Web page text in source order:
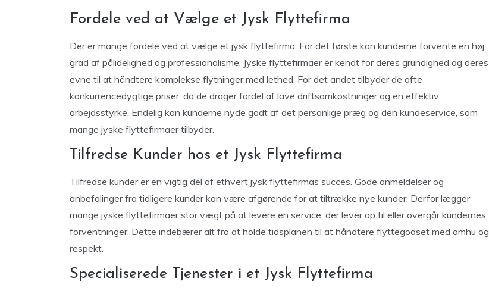
Fordele ved at Vælge et Jysk Flyttefirma
Der er mange fordele ved at vælge et jysk flyttefirma. For det første kan kunderne forvente en høj
grad af pålidelighed og professionalisme. Jyske flyttefirmaer er kendt for deres grundighed og deres
evne til at håndtere komplekse flytninger med lethed. For det andet tilbyder de ofte
konkurrencedygtige priser, da de drager fordel af lave driftsomkostninger og en effektiv
arbejdsstyrke. Endelig kan kunderne nyde godt af det personlige præg og den kundeservice, som
mange jyske flyttefirmaer tilbyder.
Tilfredse Kunder hos et Jysk Flyttefirma
Tilfredse kunder er en vigtig del af ethvert jysk flyttefirmas succes. Gode anmeldelser og
anbefalinger fra tidligere kunder kan være afgørende for at tiltrække nye kunder. Derfor lægger
mange jyske flyttefirmaer stor vægt på at levere en service, der lever op til eller overgår kundernes
forventninger. Dette indebærer alt fra at holde tidsplanen til at håndtere flyttegodset med omhu og
respekt.
Specialiserede Tjenester i et Jysk Flyttefirma